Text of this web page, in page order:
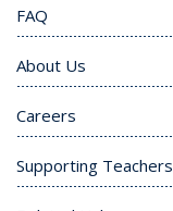
FAQ
About Us
Careers
Supporting Teachers